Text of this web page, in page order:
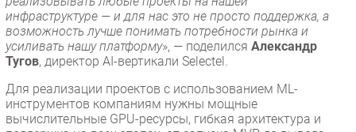
инфраструктуре — и для нас это не просто поддержка, а
возможность лучше понимать потребности рынка и
усиливать нашу платформу», — поделился Александр
Тугов, директор AI-вертикали Selectel.
Для реализации проектов с использованием ML-
инструментов компаниям нужны мощные
вычислительные GPU-ресурсы, гибкая архитектура и